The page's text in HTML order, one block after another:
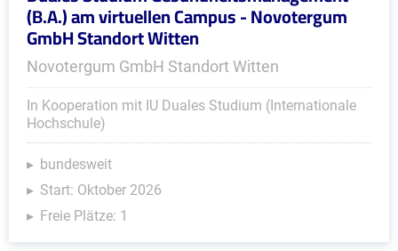
(B.A.) am virtuellen Campus - Novotergum
GmbH Standort Witten
Novotergum GmbH Standort Witten
In Kooperation mit IU Duales Studium (Internationale
Hochschule)
bundesweit
Start: Oktober 2026
Freie Plätze: 1